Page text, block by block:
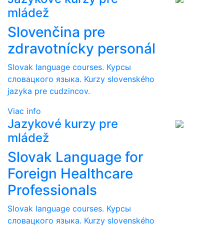
mládež
Slovenčina pre
zdravotnícky personál
Slovak language courses. Курсы
словацкого языка. Kurzy slovenského
jazyka pre cudzincov.
Viac info
Jazykové kurzy pre
mládež
Slovak Language for
Foreign Healthcare
Professionals
Slovak language courses. Курсы
словацкого языка. Kurzy slovenského